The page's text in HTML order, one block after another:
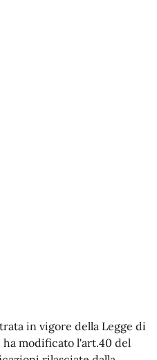
in vigore della Legge di
ha modificato l'art.40 del